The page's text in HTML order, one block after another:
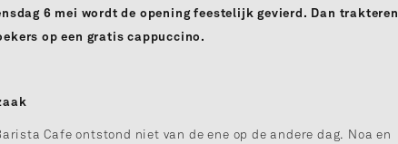
6 mei wordt de opening feestelijk gevierd. Dan trakteren
op een gratis cappuccino.
Cafe ontstond niet van de ene op de andere dag. Noa en